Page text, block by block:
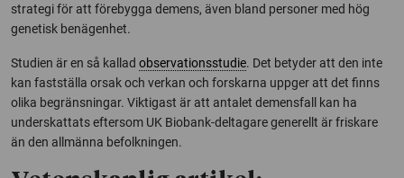
strategi för att förebygga demens, även bland personer med hög
genetisk benägenhet.
Studien är en så kallad observationsstudie. Det betyder att den inte
kan fastställa orsak och verkan och forskarna uppger att det finns
olika begränsningar. Viktigast är att antalet demensfall kan ha
underskattats eftersom UK Biobank-deltagare generellt är friskare
än den allmänna befolkningen.